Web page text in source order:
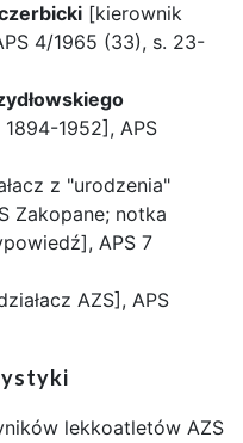
[kierownik
4/1965 (33), s. 23-
1952], APS
z "urodzenia"
Zakopane; notka
APS 7
AZS], APS
lekkoatletów AZS